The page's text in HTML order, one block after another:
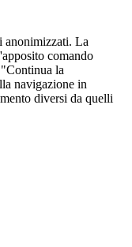
anonimizzati. La
comando
la
navigazione in
diversi da quelli